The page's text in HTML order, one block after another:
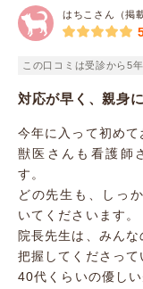
はちこさん（掲
この口コミは受診から5
対応が早く、親身
今年に入って初めて
獣医さんも看護師
す。
どの先生も、しっ
いてくださいます。
院長先生は、みんな
把握してくださって
40代くらいの優しい